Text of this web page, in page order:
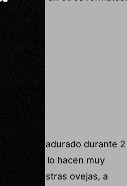
madurado durante 2
que lo hacen muy
de nuestras ovejas, a